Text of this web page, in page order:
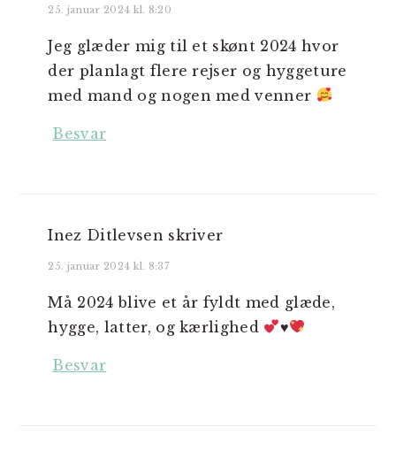
25. januar 2024 kl. 8:20
Jeg glæder mig til et skønt 2024 hvor
der planlagt flere rejser og hyggeture
med mand og nogen med venner
Besvar
Inez Ditlevsen skriver
25. januar 2024 kl. 8:37
Må 2024 blive et år fyldt med glæde,
hygge, latter, og kærlighed
♥️
Besvar